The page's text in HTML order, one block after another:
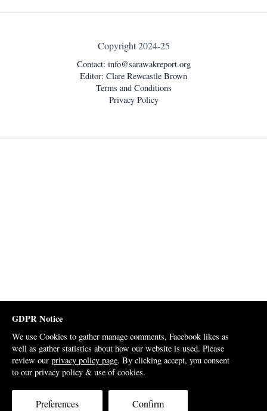
Copyright 2024-25
Contact: info@sarawakreport.org
Editor: Clare Rewcastle Brown
Terms and Conditions
Privacy Policy
GDPR Notice
We use Cookies to gather manage comments, Facebook likes as
well as gather statistics about how our website is used. Please
review our privacy policy page. By clicking accept, you consent
to our privacy policy & use of cookies.
Preferences Confirm